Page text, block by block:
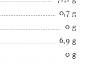
0,7 g
0 g
6,9 g
0 g